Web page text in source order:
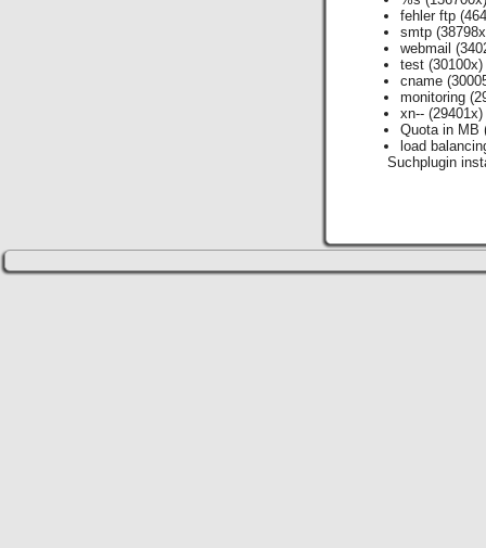
fehler ftp
smtp
webmail
test (30100x)
cname
monitoring
xn-- (29401x)
Quota in MB
load
Suchplugin